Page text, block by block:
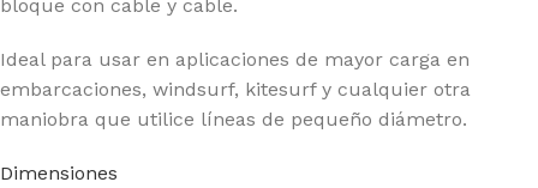
bloque con cable y cable.
Ideal para usar en aplicaciones de mayor carga en
embarcaciones, windsurf, kitesurf y cualquier otra
maniobra que utilice líneas de pequeño diámetro.
Dimensiones